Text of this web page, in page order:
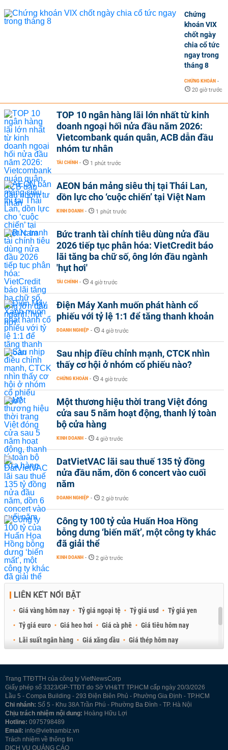
Chứng
khoán VIX
chốt ngày
chia cổ tức
ngay trong
tháng 8
CHỨNG KHOÁN -
20 giờ trước
TOP 10 ngân hàng lãi lớn nhất từ kinh
doanh ngoại hối nửa đầu năm 2026:
Vietcombank quán quân, ACB dẫn đầu
nhóm tư nhân
TÀI CHÍNH - 1 phút trước
AEON bán mảng siêu thị tại Thái Lan,
dồn lực cho ‘cuộc chiến’ tại Việt Nam
KINH DOANH - 1 phút trước
Bức tranh tài chính tiêu dùng nửa đầu
2026 tiếp tục phân hóa: VietCredit báo
lãi tăng ba chữ số, ông lớn đầu ngành
'hụt hơi'
TÀI CHÍNH - 4 giờ trước
Điện Máy Xanh muốn phát hành cổ
phiếu với tỷ lệ 1:1 để tăng thanh khoản
DOANH NGHIỆP - 4 giờ trước
Sau nhịp điều chỉnh mạnh, CTCK nhìn
thấy cơ hội ở nhóm cổ phiếu nào?
CHỨNG KHOÁN - 4 giờ trước
Một thương hiệu thời trang Việt đóng
cửa sau 5 năm hoạt động, thanh lý toàn
bộ cửa hàng
KINH DOANH - 4 giờ trước
DatVietVAC lãi sau thuế 135 tỷ đồng
nửa đầu năm, dồn 6 concert vào cuối
năm
DOANH NGHIỆP - 2 giờ trước
Công ty 100 tỷ của Huấn Hoa Hồng
bỗng dưng ‘biến mất’, một công ty khác
đã giải thể
KINH DOANH - 2 giờ trước
LIÊN KẾT NỔI BẬT
Giá vàng hôm nay Tỷ giá ngoại tệ Tỷ giá usd
Tỷ giá yen
Tỷ giá euro
Giá heo hơi Giá cà phê
Giá tiêu hôm nay
Lãi suất ngân hàng
Giá xăng dầu
Giá thép hôm nay
Trang TTĐTTH của công ty VietNewsCorp
Giấy phép số 3323/GP-TTĐT do Sở VH&TT TP.HCM cấp ngày 20/3/2026
Lầu 5 - Compa Building - 293 Điện Biên Phủ - Phường Gia Định - TP.HCM
Chi nhánh: Số 5 - Khu 38A Trần Phú - Phường Ba Đình - TP. Hà Nội
Chịu trách nhiệm nội dung: Hoàng Hữu Lợi
Hotline: 0975798489
Email: info@vietnambiz.vn
Trách nhiệm về thông tin
DỊCH VỤ QUẢNG CÁO